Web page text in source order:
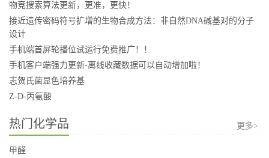
物竞搜索算法更新，更准，更快！
接近遗传密码符号扩增的生物合成方法：非自然DNA碱基对的分子
设计
手机端首屏轮播位试运行免费推广！！
手机客户端强力更新-离线收藏数据可以自动增加啦！
志贺氏菌显色培养基
Z-D-丙氨酸
热门化学品 更多>
甲醛